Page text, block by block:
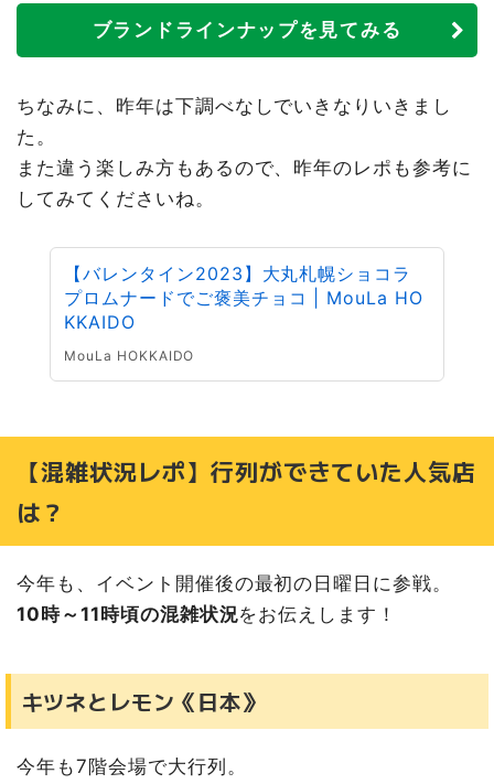
ブランドラインナップを見てみる
ちなみに、昨年は下調べなしでいきなりいきまし
た。
また違う楽しみ方もあるので、昨年のレポも参考に
してみてくださいね。
【バレンタイン2023】大丸札幌ショコラ
プロムナードでご褒美チョコ | MouLa HO
KKAIDO
MouLa HOKKAIDO
【混雑状況レポ】行列ができていた人気店
は？
今年も、イベント開催後の最初の日曜日に参戦。
10時～11時頃の混雑状況をお伝えします！
キツネとレモン《日本》
今年も7階会場で大行列。